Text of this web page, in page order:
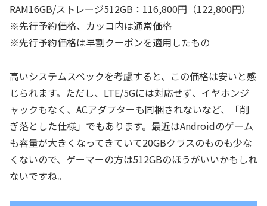
RAM16GB/ストレージ512GB：116,800円（122,800円）
※先行予約価格、カッコ内は通常価格
※先行予約価格は早割クーポンを適用したもの
高いシステムスペックを考慮すると、この価格は安いと感
じられます。ただし、LTE/5Gには対応せず、イヤホンジ
ャックもなく、ACアダプターも同梱されないなど、「削
ぎ落とした仕様」でもあります。最近はAndroidのゲーム
も容量が大きくなってきていて20GBクラスのものも少な
くないので、ゲーマーの方は512GBのほうがいいかもしれ
ないですね。